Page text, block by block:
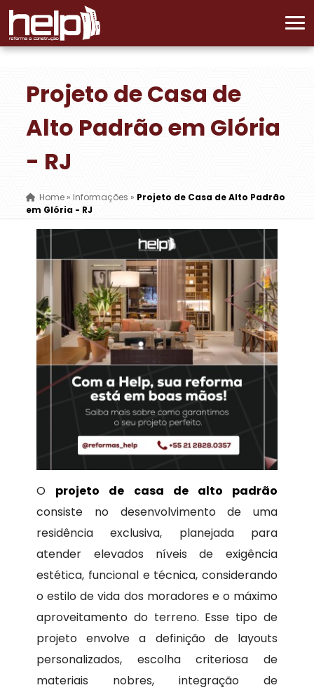
Projeto de Casa de
Alto Padrão em Glória
- RJ
Home »Informações » Projeto de Casa de Alto Padrão
em Glória - RJ
O projeto de casa de alto padrão
consiste no desenvolvimento de uma
residência exclusiva, planejada para
atender elevados níveis de exigência
estética, funcional e técnica, considerando
o estilo de vida dos moradores e o máximo
aproveitamento do terreno. Esse tipo de
projeto envolve a definição de layouts
personalizados, escolha criteriosa de
materiais nobres, integração de